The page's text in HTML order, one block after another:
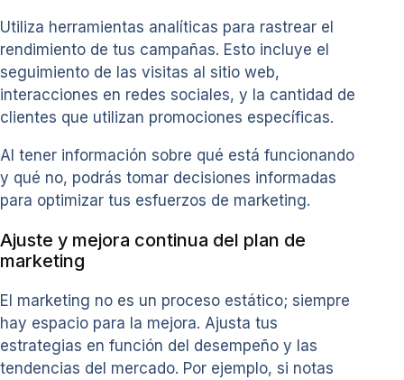
Utiliza herramientas analíticas para rastrear el
rendimiento de tus campañas. Esto incluye el
seguimiento de las visitas al sitio web,
interacciones en redes sociales, y la cantidad de
clientes que utilizan promociones específicas.
Al tener información sobre qué está funcionando
y qué no, podrás tomar decisiones informadas
para optimizar tus esfuerzos de marketing.
Ajuste y mejora continua del plan de
marketing
El marketing no es un proceso estático; siempre
hay espacio para la mejora. Ajusta tus
estrategias en función del desempeño y las
tendencias del mercado. Por ejemplo, si notas